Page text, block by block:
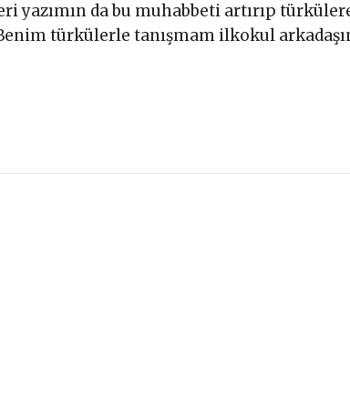
da bu muhabbeti artırıp türkülere
türkülerle tanışmam ilkokul